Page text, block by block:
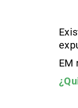
EM